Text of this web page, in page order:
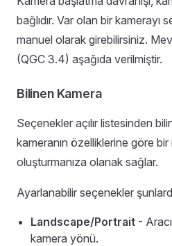
bağlıdır. Var olan bir kamerayı
manuel olarak girebilirsiniz.
(QGC 3.4) aşağıda verilmiştir.
Bilinen Kamera
Seçenekler açılır listesinden
kameranın özelliklerine göre bir
oluşturmanıza olanak sağlar.
Ayarlanabilir seçenekler
Landscape/Portrait -
kamera yönü.